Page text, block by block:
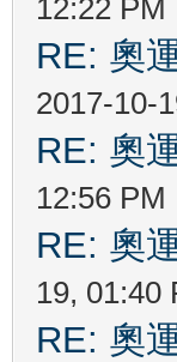
12:22 PM
RE: 奧
2017-10-
RE: 奧
12:56 PM
RE: 奧
19, 01:40
RE: 奧